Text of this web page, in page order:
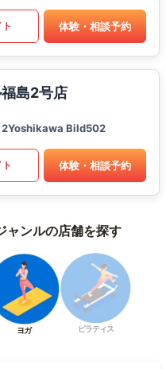
体験・相談予約
島2号店
2Yoshikawa Bild502
体験・相談予約
ャンルの店舗を探す
ヨガ ピラティス